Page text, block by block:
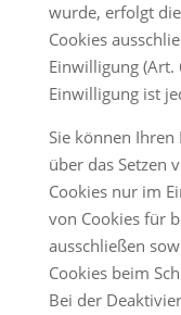
wurde, erfolgt
Cookies
Einwilligung (Art.
Einwilligung ist
Sie können Ihren
über das Setzen
Cookies nur im
von Cookies für
ausschließen
Cookies beim
Bei der